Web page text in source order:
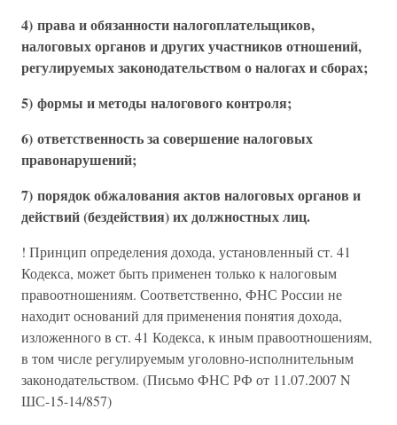
4) права и обязанности налогоплательщиков,
налоговых органов и других участников отношений,
регулируемых законодательством о налогах и сборах;
5) формы и методы налогового контроля;
6) ответственность за совершение налоговых
правонарушений;
7) порядок обжалования актов налоговых органов и
действий (бездействия) их должностных лиц.
! Принцип определения дохода, установленный ст. 41
Кодекса, может быть применен только к налоговым
правоотношениям. Соответственно, ФНС России не
находит оснований для применения понятия дохода,
изложенного в ст. 41 Кодекса, к иным правоотношениям,
в том числе регулируемым уголовно-исполнительным
законодательством. (Письмо ФНС РФ от 11.07.2007 N
ШС-15-14/857)